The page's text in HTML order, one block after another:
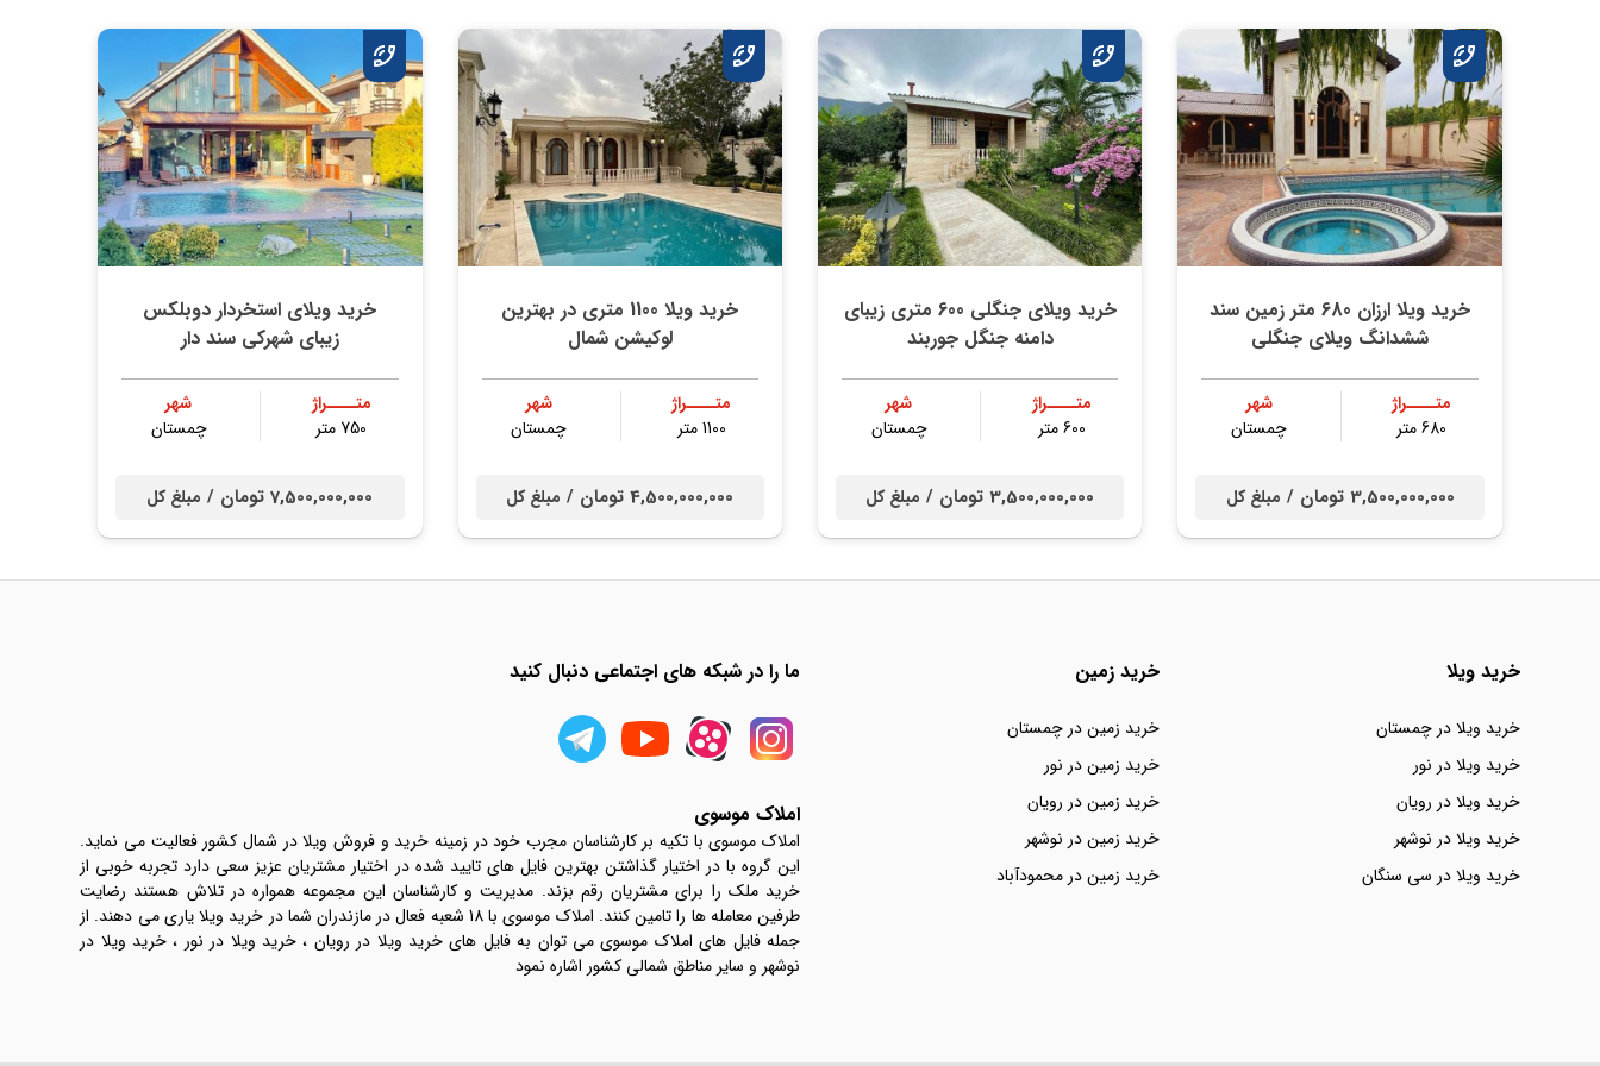
خرید ویلا ارزان 680 متر زمین سند
ششدانگ ویلای جنگلی
متــــراژ
680 متر
شهر
چمستان
3,500,000,000 تومان / مبلغ کل
خرید ویلای جنگلی 600 متری زیبای
دامنه جنگل جوربند
متــــراژ
600 متر
شهر
چمستان
3,500,000,000 تومان / مبلغ کل
خرید ویلا 1100 متری در بهترین
لوکیشن شمال
متــــراژ
1100 متر
شهر
چمستان
4,500,000,000 تومان / مبلغ کل
خرید ویلای استخردار دوبلکس
زیبای شهرکی سند دار
متــــراژ
750 متر
شهر
چمستان
7,500,000,000 تومان / مبلغ کل
خرید ویلا
خرید ویلا در چمستان
خرید ویلا در نور
خرید ویلا در رویان
خرید ویلا در نوشهر
خرید ویلا در سی سنگان
خرید زمین
خرید زمین در چمستان
خرید زمین در نور
خرید زمین در رویان
خرید زمین در نوشهر
خرید زمین در محمودآباد
ما را در شبکه های اجتماعی دنبال کنید
املاک موسوی
املاک موسوی با تکیه بر کارشناسان مجرب خود در زمینه خرید و فروش ویلا در شمال کشور فعالیت می نماید.
این گروه با در اختیار گذاشتن بهترین فایل های تایید شده در اختیار مشتریان عزیز سعی دارد تجربه خوبی از
خرید ملک را برای مشتریان رقم بزند. مدیریت و کارشناسان این مجموعه همواره در تلاش هستند رضایت
طرفین معامله ها را تامین کنند. املاک موسوی با 18 شعبه فعال در مازندران شما در خرید ویلا یاری می دهند. از
جمله فایل های املاک موسوی می توان به فایل های خرید ویلا در رویان ، خرید ویلا در نور ، خرید ویلا در
نوشهر و سایر مناطق شمالی کشور اشاره نمود